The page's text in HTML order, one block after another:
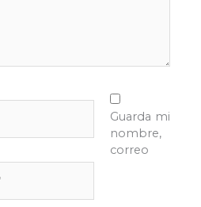
Guarda mi
nombre,
correo